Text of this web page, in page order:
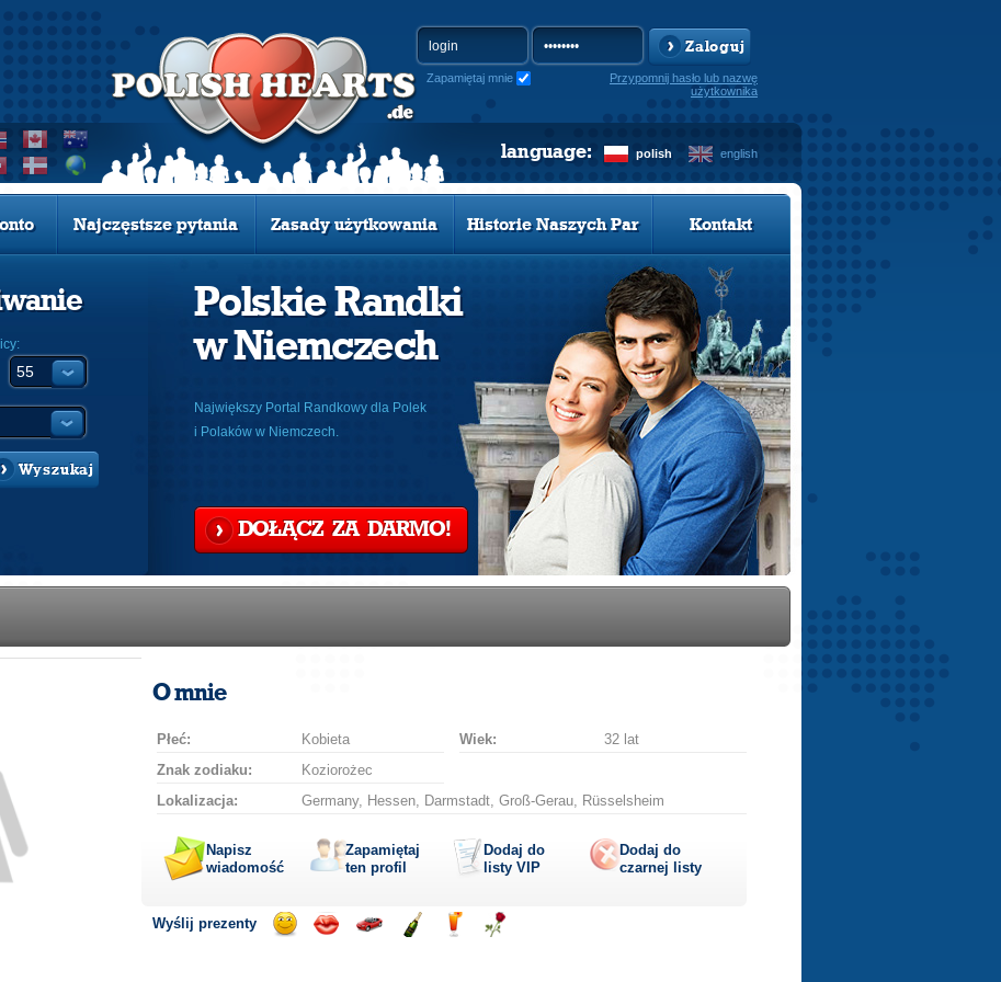
Zaloguj
Zapamiętaj mnie
Przypomnij hasło lub nazwę
użytkownika
polish english
language:
Najczęstsze pytania Zasady użytkowania Historie Naszych Par Kontakt
Wyszukaj
Polskie Randki
w Niemczech
Największy Portal Randkowy dla Polek
i Polaków w Niemczech.
DOŁĄCZ ZA DARMO!
O mnie
Płeć: Kobieta Wiek:
32 lat
Znak zodiaku:
Koziorożec
Lokalizacja:
Germany, Hessen, Darmstadt, Groß-Gerau, Rüsselsheim
Napisz
wiadomość
Zapamiętaj
ten profil
Dodaj do
listy VIP
Dodaj do
czarnej listy
Wyślij prezenty